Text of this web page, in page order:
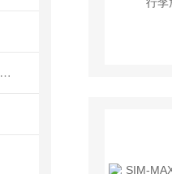
多功能医用X射线机（CT机）质量检测仪